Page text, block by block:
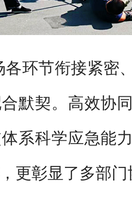
各环节衔接紧密
默契。高效协
系科学应急能
更彰显了多部